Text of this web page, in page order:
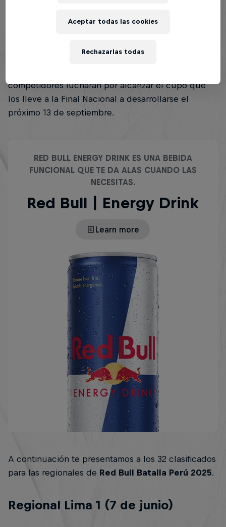
mostrando un gran nivel y los siempre
competidores lucharán por alcanzar el cupo que
los lleve a la Final Nacional a desarrollarse el
próximo 13 de septiembre.
RED BULL ENERGY DRINK ES UNA BEBIDA
FUNCIONAL QUE TE DA ALAS CUANDO LAS
NECESITAS.
Red Bull | Energy Drink
Learn more
A continuación te presentamos a los 32 clasificados
para las regionales de Red Bull Batalla Perú 2025.
Regional Lima 1 (7 de junio)
Rechazarlas todas
Aceptar todas las cookies